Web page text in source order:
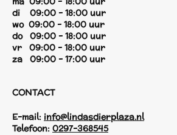
di 09:00 - 18:00 uur
wo 09:00 - 18:00 uur
do 09:00 - 18:00 uur
vr 09:00 - 18:00 uur
za 09:00 - 17:00 uur
CONTACT
E-mail: info@lindasdierplaza.nl
Telefoon: 0297-368545